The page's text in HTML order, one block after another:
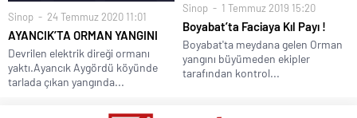
Sinop 24 Temmuz 2020 11:01
AYANCIK’TA ORMAN YANGINI
Devrilen elektrik direği ormanı
yaktı.Ayancık Aygördü köyünde
tarlada çıkan yangında...
Sinop 1 Temmuz 2019 15:20
Boyabat’ta Faciaya Kıl Payı !
Boyabat'ta meydana gelen Orman
yangını büyümeden ekipler
tarafından kontrol...